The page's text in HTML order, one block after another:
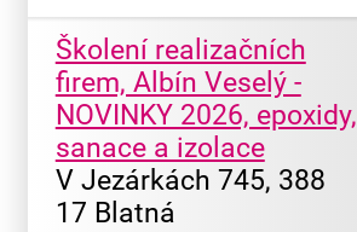
Školení realizačních
firem, Albín Veselý -
NOVINKY 2026, epoxidy,
sanace a izolace
V Jezárkách 745, 388
17 Blatná